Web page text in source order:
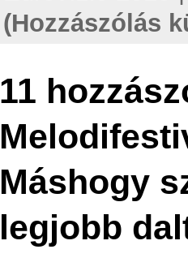
(Hozzászólás
11
Máshogy
legjobb